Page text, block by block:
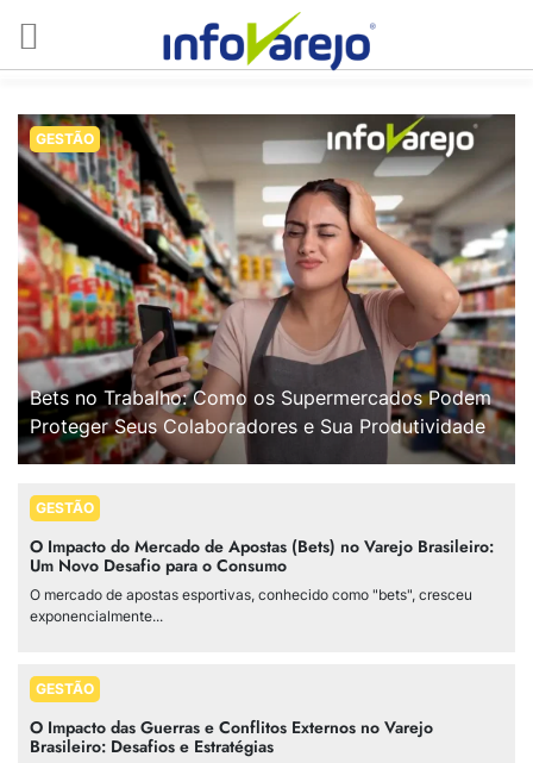
GESTÃO
Bets no Trabalho: Como os Supermercados Podem
Proteger Seus Colaboradores e Sua Produtividade
GESTÃO
O Impacto do Mercado de Apostas (Bets) no Varejo Brasileiro:
Um Novo Desafio para o Consumo
O mercado de apostas esportivas, conhecido como "bets", cresceu
exponencialmente...
GESTÃO
O Impacto das Guerras e Conflitos Externos no Varejo
Brasileiro: Desafios e Estratégias